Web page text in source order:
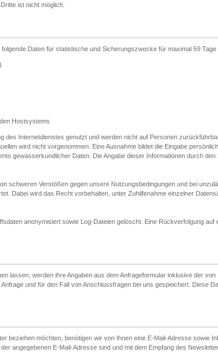
ist nicht möglich.
Daten für statistische und Sicherungszwecke für maximal 59 Tage
Hostsystems
des Internetdienstes genutzt und werden nicht auf Personen
wird nicht vorgenommen. Eine Ausnahme bildet die Eingabe
gewässerkundlicher Daten. Die Angabe dieser Informationen durch
schweren Verstößen gegen unsere Nutzungsbedingungen und bei
Dabei wird das Recht vorbehalten, unter Zuhilfenahme einzelner
anonymisiert sowie Log-Dateien gelöscht. Eine Rückverfolgung auf
lassen, werden ihre Angaben aus dem Anfrageformular inklusive der von
und für den Fall von Anschlussfragen bei uns gespeichert. Diese
beziehen möchten, benötigen wir von Ihnen eine E-Mail-Adresse sowie
angegebenen E-Mail-Adresse sind und mit dem Empfang des